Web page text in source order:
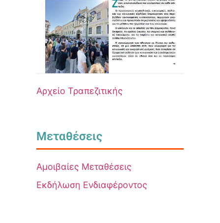
Αρχείο Τραπεζιτικής
Μεταθέσεις
Αμοιβαίες Μεταθέσεις
Εκδήλωση Ενδιαφέροντος